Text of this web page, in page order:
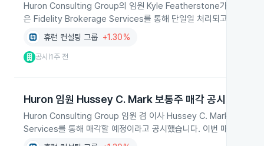
Huron Consulting Group의 임원 Kyle Featherstone가 2026년 7
은 Fidelity Brokerage Services를 통해 단일일 처리되고 Rule 144
휴런 컨설팅 그룹 +1.30%
공시 |1주 전
Huron 임원 Hussey C. Mark 보통주 매각 공시
Huron Consulting Group 임원 겸 이사 Hussey C. Mark가 2026
Services를 통해 매각할 예정이라고 공시했습니다. 이번 매각은